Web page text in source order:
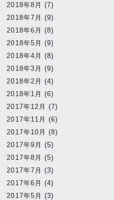
2018年8月 (7)
2018年7月 (9)
2018年6月 (8)
2018年5月 (9)
2018年4月 (8)
2018年3月 (9)
2018年2月 (4)
2018年1月 (6)
2017年12月 (7)
2017年11月 (6)
2017年10月 (8)
2017年9月 (5)
2017年8月 (5)
2017年7月 (3)
2017年6月 (4)
2017年5月 (3)